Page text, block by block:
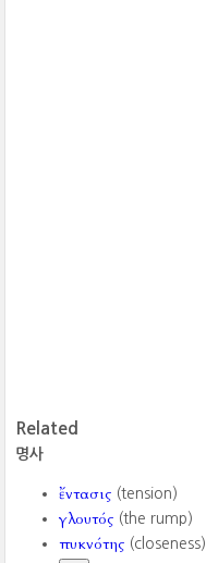
Related
명사
ἔντασις (tension)
γλουτός (the rump)
πυκνότης (closeness)